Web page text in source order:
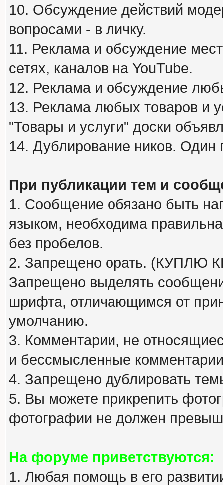
10. Обсуждение действий
вопросами - в личку.
11. Реклама и обсуждение
сетях, каналов на YouTube.
12. Реклама и обсуждение
13. Реклама любых товаров и
"Товары и услуги" доски
14. Дублирование ников. Один
При публикации тем и
1. Сообщение обязано быть
языком, необходима
без пробелов.
2. Запрещено орать. (КУПЛЮ
Запрещено выделять
шрифта, отличающимся от
умолчанию.
3. Комментарии, не
и бессмысленные
4. Запрещено дублировать
5. Вы можете прикрепить
фотографии не должен
На форуме приветствуются:
1. Любая помощь в его